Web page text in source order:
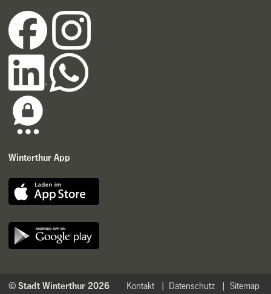
Winterthur App
Sitemap
Datenschutz
Kontakt
© Stadt Winterthur 2026